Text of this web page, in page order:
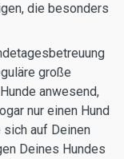
die besonders
große
anwesend,
nur einen Hund
auf Deinen
Deines Hundes